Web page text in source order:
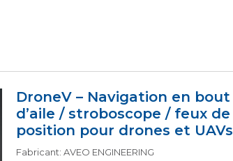
DroneV – Navigation en bout
d’aile / stroboscope / feux de
position pour drones et UAVs
Fabricant: AVEO ENGINEERING